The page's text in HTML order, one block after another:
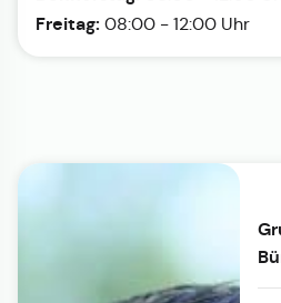
Freitag: 08:00 - 12:00 Uhr